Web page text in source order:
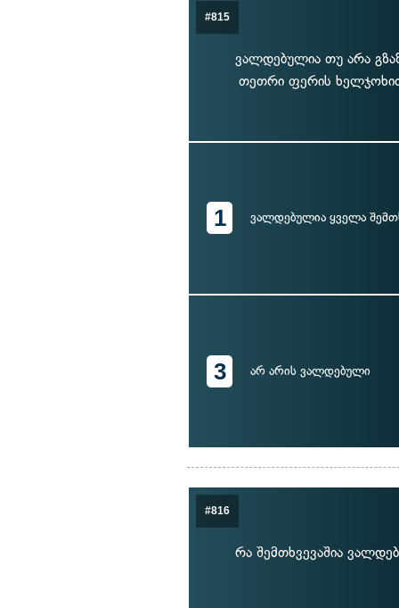
#815
ვალდებულია თუ არა
თეთრი ფერის
1 ვალდებულია ყველა
3 არ არის ვალდებული
#816
რა შემთხვევაშია